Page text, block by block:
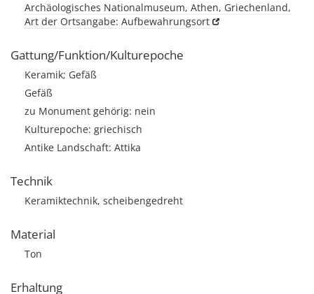
Archäologisches Nationalmuseum, Athen, Griechenland,
Art der Ortsangabe: Aufbewahrungsort
Gattung/Funktion/Kulturepoche
Keramik; Gefäß
Gefäß
zu Monument gehörig: nein
Kulturepoche: griechisch
Antike Landschaft: Attika
Technik
Keramiktechnik, scheibengedreht
Material
Ton
Erhaltung